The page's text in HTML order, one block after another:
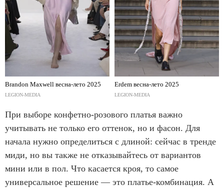
Brandon Maxwell весна-лето 2025
LEGION-MEDIA
Erdem весна-лето 2025
LEGION-MEDIA
При выборе конфетно-розового платья важно
учитывать не только его оттенок, но и фасон. Для
начала нужно определиться с длиной: сейчас в тренде
миди, но вы также не отказывайтесь от вариантов
мини или в пол. Что касается кроя, то самое
универсальное решение — это платье-комбинация. А